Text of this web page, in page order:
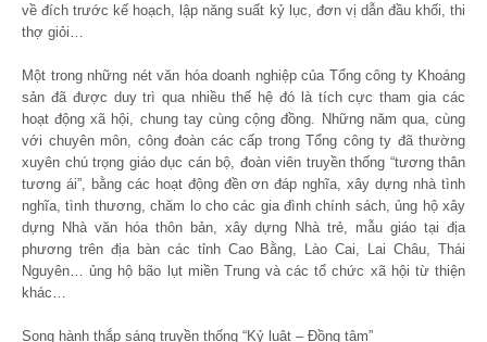
về đích trước kế hoạch, lập năng suất kỷ lục, đơn vị dẫn đầu khối, thi
thợ giỏi…
Một trong những nét văn hóa doanh nghiệp của Tổng công ty Khoáng
sản đã được duy trì qua nhiều thế hệ đó là tích cực tham gia các
hoạt động xã hội, chung tay cùng cộng đồng. Những năm qua, cùng
với chuyên môn, công đoàn các cấp trong Tổng công ty đã thường
xuyên chú trọng giáo dục cán bộ, đoàn viên truyền thống “tương thân
tương ái”, bằng các hoạt động đền ơn đáp nghĩa, xây dựng nhà tình
nghĩa, tình thương, chăm lo cho các gia đình chính sách, ủng hộ xây
dựng Nhà văn hóa thôn bản, xây dựng Nhà trẻ, mẫu giáo tại địa
phương trên địa bàn các tỉnh Cao Bằng, Lào Cai, Lai Châu, Thái
Nguyên… ủng hộ bão lụt miền Trung và các tổ chức xã hội từ thiện
khác…
Song hành thắp sáng truyền thống “Kỷ luật – Đồng tâm”